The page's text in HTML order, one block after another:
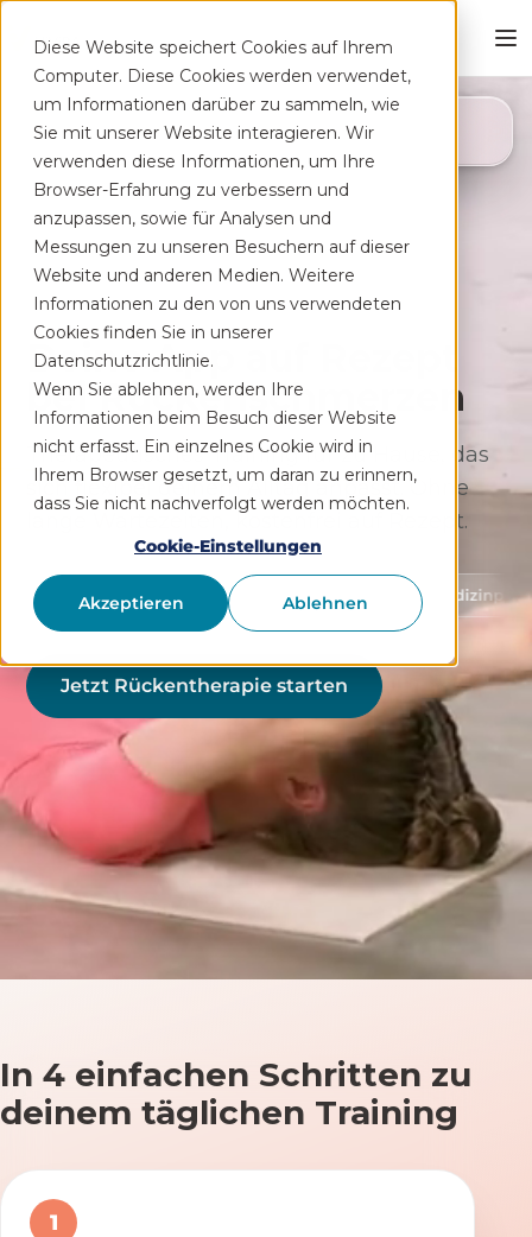
Diese Website speichert Cookies auf Ihrem
Computer. Diese Cookies werden verwendet,
um Informationen darüber zu sammeln, wie
Sie mit unserer Website interagieren. Wir
verwenden diese Informationen, um Ihre
Browser-Erfahrung zu verbessern und
anzupassen, sowie für Analysen und
Messungen zu unseren Besuchern auf dieser
Website und anderen Medien. Weitere
Informationen zu den von uns verwendeten
Cookies finden Sie in unserer
Datenschutzrichtlinie.
Wenn Sie ablehnen, werden Ihre
Informationen beim Besuch dieser Website
nicht erfasst. Ein einzelnes Cookie wird in
Ihrem Browser gesetzt, um daran zu erinnern,
dass Sie nicht nachverfolgt werden möchten.
Cookie-Einstellungen
Akzeptieren Ablehnen
Deine App auf Rezept
bei Rücken­schmerzen
Therapeutisches Training für zu Hause, das
sich flexibel deinem Alltag anpasst. Ohne
lange Wartezeiten, kostenfrei auf Rezept.
Schutz von Gesundheitsdaten Medizinprodukt
Jetzt Rückentherapie starten
In 4 einfachen Schritten zu
deinem täglichen Training
1